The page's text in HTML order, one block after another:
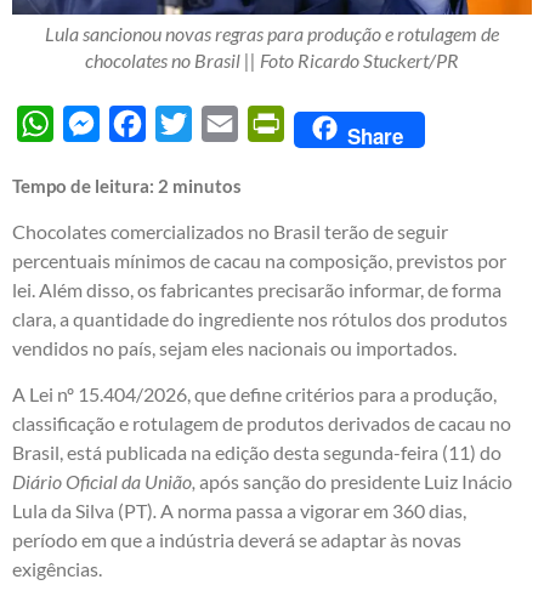
Lula sancionou novas regras para produção e rotulagem de
chocolates no Brasil || Foto Ricardo Stuckert/PR
WhatsAppMessengerFacebook
Twitter Email PrintFriendly
Share
Tempo de leitura: 2 minutos
Chocolates comercializados no Brasil terão de seguir
percentuais mínimos de cacau na composição, previstos por
lei. Além disso, os fabricantes precisarão informar, de forma
clara, a quantidade do ingrediente nos rótulos dos produtos
vendidos no país, sejam eles nacionais ou importados.
A Lei nº 15.404/2026, que define critérios para a produção,
classificação e rotulagem de produtos derivados de cacau no
Brasil, está publicada na edição desta segunda-feira (11) do
Diário Oficial da União, após sanção do presidente Luiz Inácio
Lula da Silva (PT). A norma passa a vigorar em 360 dias,
período em que a indústria deverá se adaptar às novas
exigências.